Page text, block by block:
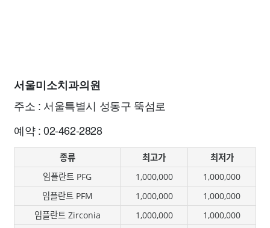
서울미소치과의원
주소 : 서울특별시 성동구 뚝섬로
예약 : 02-462-2828
종류 최고가
최저가
임플란트 PFG
1,000,000
1,000,000
임플란트 PFM
1,000,000
1,000,000
임플란트 Zirconia
1,000,000
1,000,000